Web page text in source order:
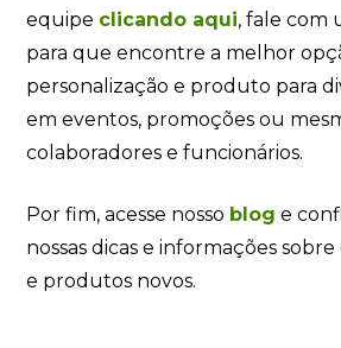
equipe clicando aqui, fale com
para que encontre a melhor
personalização e produto para
em eventos, promoções ou
colaboradores e funcionários.
Por fim, acesse nosso blog e
nossas dicas e informações
e produtos novos.